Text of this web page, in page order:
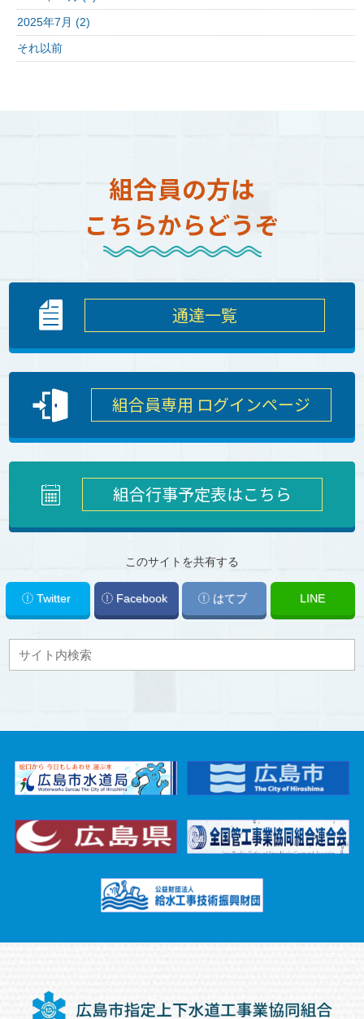
2025年7月 (2)
それ以前
組合員の方は
こちらからどうぞ
通達一覧
組合員専用 ログインページ
組合行事予定表はこちら
このサイトを共有する
Twitter Facebook はてブ LINE